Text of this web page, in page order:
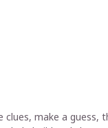
clues, make a guess,